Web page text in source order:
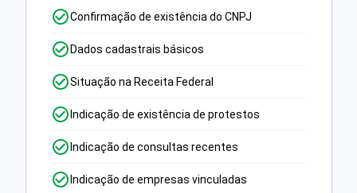
Confirmação de existência do CNPJ
Dados cadastrais básicos
Situação na Receita Federal
Indicação de existência de protestos
Indicação de consultas recentes
Indicação de empresas vinculadas